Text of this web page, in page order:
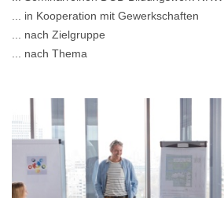
... in Kooperation mit Gewerkschaften
... nach Zielgruppe
... nach Thema